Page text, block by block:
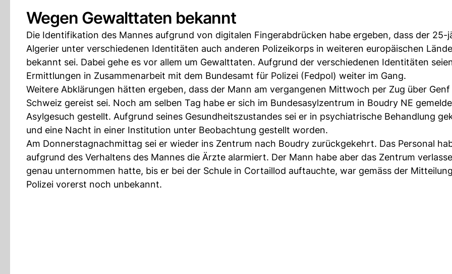
Wegen Gewalttaten bekannt
Die Identifikation des Mannes aufgrund von digitalen Fingerabdrücken habe ergeben, dass der 25-
Algerier unter verschiedenen Identitäten auch anderen Polizeikorps in weiteren europäischen
bekannt sei. Dabei gehe es vor allem um Gewalttaten. Aufgrund der verschiedenen Identitäten
Ermittlungen in Zusammenarbeit mit dem Bundesamt für Polizei (Fedpol) weiter im Gang.
Weitere Abklärungen hätten ergeben, dass der Mann am vergangenen Mittwoch per Zug über Genf
Schweiz gereist sei. Noch am selben Tag habe er sich im Bundesasylzentrum in Boudry NE
Asylgesuch gestellt. Aufgrund seines Gesundheitszustandes sei er in psychiatrische Behandlung
und eine Nacht in einer Institution unter Beobachtung gestellt worden.
Am Donnerstagnachmittag sei er wieder ins Zentrum nach Boudry zurückgekehrt. Das Personal
aufgrund des Verhaltens des Mannes die Ärzte alarmiert. Der Mann habe aber das Zentrum
genau unternommen hatte, bis er bei der Schule in Cortaillod auftauchte, war gemäss der
Polizei vorerst noch unbekannt.